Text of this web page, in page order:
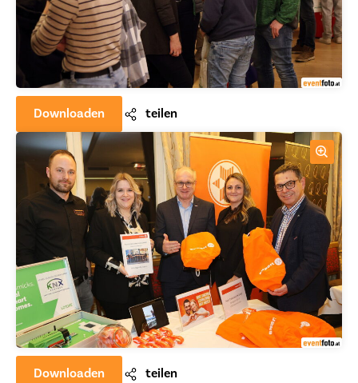
Downloaden teilen
Downloaden teilen